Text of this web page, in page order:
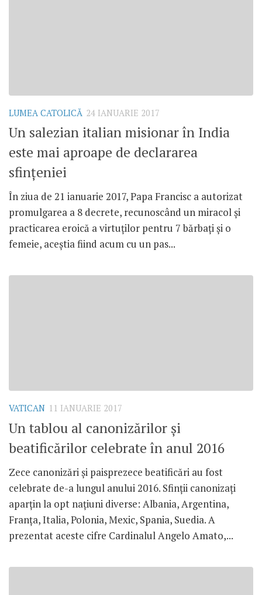
LUMEA CATOLICĂ 24 IANUARIE 2017
Un salezian italian misionar în India
este mai aproape de declararea
sfințeniei
În ziua de 21 ianuarie 2017, Papa Francisc a autorizat
promulgarea a 8 decrete, recunoscând un miracol și
practicarea eroică a ‎virtuților pentru 7 bărbați și o
femeie, aceștia fiind acum cu un pas...
VATICAN 11 IANUARIE 2017
Un tablou al canonizărilor și
beatificărilor celebrate în anul 2016
Zece canonizări și paisprezece beatificări au fost
celebrate de-a lungul anului 2016. Sfinții canonizați
aparțin la opt națiuni diverse: Albania, Argentina,
Franța, Italia, Polonia, Mexic, Spania, Suedia. A
prezentat aceste cifre Cardinalul Angelo Amato,...